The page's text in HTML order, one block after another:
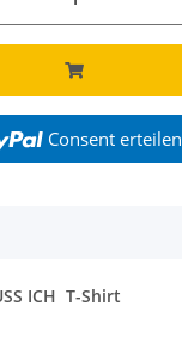
Consent erteilen
ICH T-Shirt